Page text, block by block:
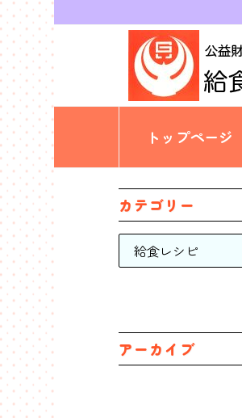
トップページ
カテゴリー
アーカイブ